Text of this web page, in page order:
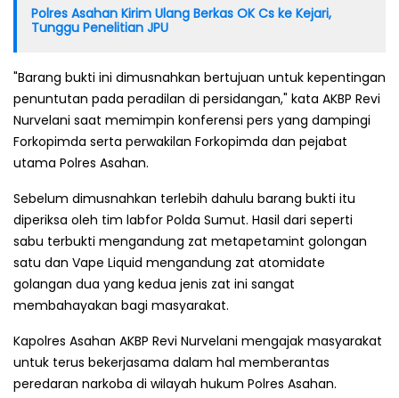
Polres Asahan Kirim Ulang Berkas OK Cs ke Kejari,
Tunggu Penelitian JPU
"Barang bukti ini dimusnahkan bertujuan untuk kepentingan
penuntutan pada peradilan di persidangan," kata AKBP Revi
Nurvelani saat memimpin konferensi pers yang dampingi
Forkopimda serta perwakilan Forkopimda dan pejabat
utama Polres Asahan.
Sebelum dimusnahkan terlebih dahulu barang bukti itu
diperiksa oleh tim labfor Polda Sumut. Hasil dari seperti
sabu terbukti mengandung zat metapetamint golongan
satu dan Vape Liquid mengandung zat atomidate
golangan dua yang kedua jenis zat ini sangat
membahayakan bagi masyarakat.
Kapolres Asahan AKBP Revi Nurvelani mengajak masyarakat
untuk terus bekerjasama dalam hal memberantas
peredaran narkoba di wilayah hukum Polres Asahan.